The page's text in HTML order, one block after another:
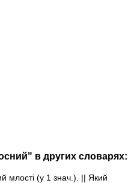
в других словарях:
млості (у 1 знач.). || Який